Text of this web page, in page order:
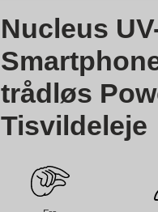
Nucleus
trådløs
Tisvildeleje